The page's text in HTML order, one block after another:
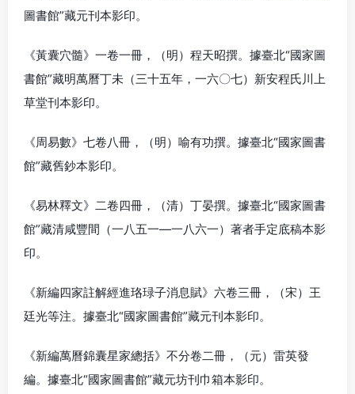
圖書館”藏元刊本影印。
《黃囊穴髓》一卷一冊，（明）程天昭撰。據臺北“國家圖
書館”藏明萬曆丁未（三十五年，一六〇七）新安程氏川上
草堂刊本影印。
《周易數》七卷八冊，（明）喻有功撰。據臺北“國家圖書
館”藏舊鈔本影印。
《易林釋文》二卷四冊，（清）丁晏撰。據臺北“國家圖書
館”藏清咸豐間（一八五一—一八六一）著者手定底稿本影
印。
《新編四家註解經進珞琭子消息賦》六卷三冊，（宋）王
廷光等注。據臺北“國家圖書館”藏元刊本影印。
《新編萬曆錦囊星家總括》不分卷二冊，（元）雷英發
編。據臺北“國家圖書館”藏元坊刊巾箱本影印。